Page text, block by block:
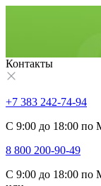
Контакты
+7 383 242-74-94
С 9:00 до 18:00 по
8 800 200-90-49
С 9:00 до 18:00 по